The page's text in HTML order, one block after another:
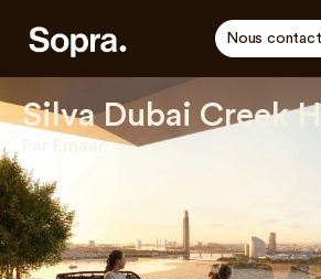
Nous
Silva Dubai Creek
Par Emaar